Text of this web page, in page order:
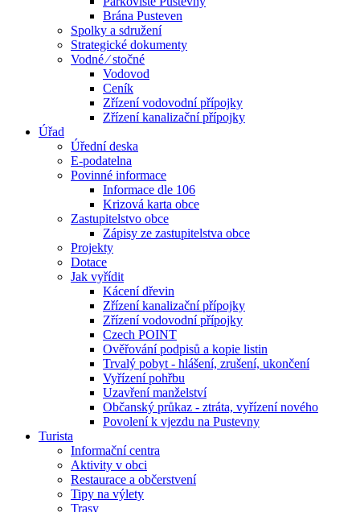
Brána Pusteven
Spolky a sdružení
Strategické dokumenty
Vodné ⁄ stočné
Vodovod
Ceník
Zřízení vodovodní přípojky
Zřízení kanalizační přípojky
Úřad
Úřední deska
E-podatelna
Povinné informace
Informace dle 106
Krizová karta obce
Zastupitelstvo obce
Zápisy ze zastupitelstva obce
Projekty
Dotace
Jak vyřídit
Kácení dřevin
Zřízení kanalizační přípojky
Zřízení vodovodní přípojky
Czech POINT
Ověřování podpisů a kopie listin
Trvalý pobyt - hlášení, zrušení, ukončení
Vyřízení pohřbu
Uzavření manželství
Občanský průkaz - ztráta, vyřízení nového
Povolení k vjezdu na Pustevny
Turista
Informační centra
Aktivity v obci
Restaurace a občerstvení
Tipy na výlety
Trasy